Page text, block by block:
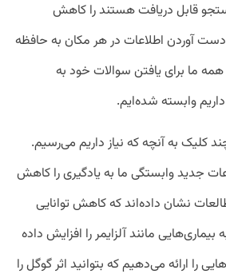
قابل دریافت هستند را کاهش
آوردن اطلاعات در هر مکان به حافظه
ما برای یافتن سوالات خود به
وابسته شده‌ایم.
کلیک به آنچه که نیاز داریم می‌رسیم.
جدید وابستگی ما به یادگیری را کاهش
نشان داده‌اند که کاهش توانایی
بیماری‌هایی مانند آلزایمر را افزایش داده
را ارائه می‌دهیم که بتوانید اثر گوگل را